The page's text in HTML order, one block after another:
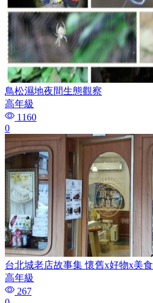
鳥松濕地夜間生態觀察
高年級
1160
0
台北城老店故事集 懷舊x好物x美
高年級
267